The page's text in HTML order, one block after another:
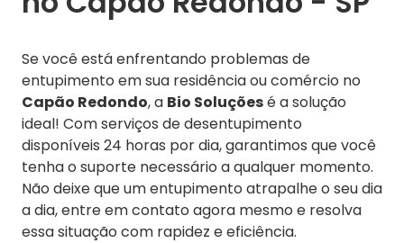
Se você está enfrentando problemas de
entupimento em sua residência ou comércio no
Capão Redondo, a Bio Soluçõesé a solução
ideal! Com serviços de desentupimento
disponíveis 24 horas por dia, garantimos que você
tenha o suporte necessário a qualquer momento.
Não deixe que um entupimento atrapalhe o seu dia
a dia, entre em contato agora mesmo e resolva
essa situação com rapidez e eficiência.